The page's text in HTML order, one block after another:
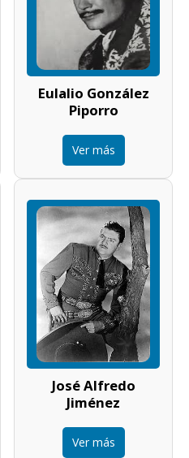
Eulalio González
Piporro
Ver más
José Alfredo
Jiménez
Ver más